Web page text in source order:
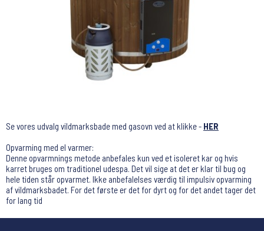
Se vores udvalg vildmarksbade med gasovn ved at klikke - HER
Opvarming med el varmer:
Denne opvarmnings metode anbefales kun ved et isoleret kar og hvis
karret bruges om traditionel udespa. Det vil sige at det er klar til bug og
hele tiden står opvarmet. Ikke anbefalelses værdig til impulsiv opvarming
af vildmarksbadet. For det første er det for dyrt og for det andet tager det
for lang tid